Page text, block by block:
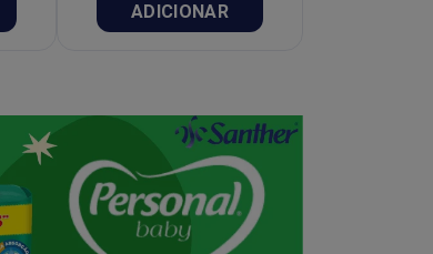
ADICIONAR